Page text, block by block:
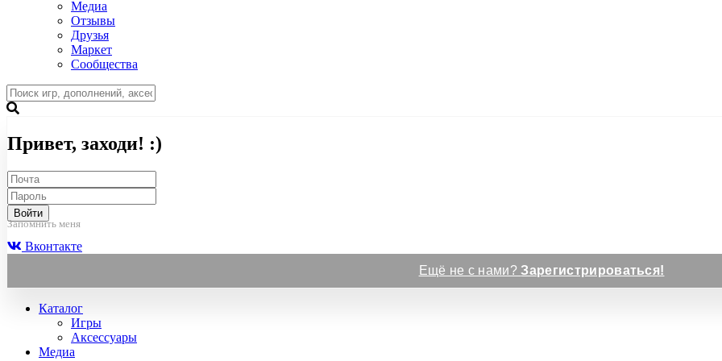
Медиа
Отзывы
Друзья
Маркет
Сообщества
Привет, заходи! :)
Войти
Запомнить меня
Вконтакте
Ещё не с нами?Зарегистрироваться!
Каталог
Игры
Аксессуары
Медиа